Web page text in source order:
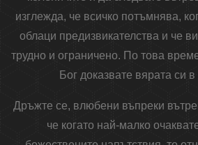
изглежда, че всичко потъмнява,
облаци предизвикателства и че
трудно и ограничено. По това
Бог доказвате вярата си
Дръжте се, влюбени въпреки
че когато най-малко